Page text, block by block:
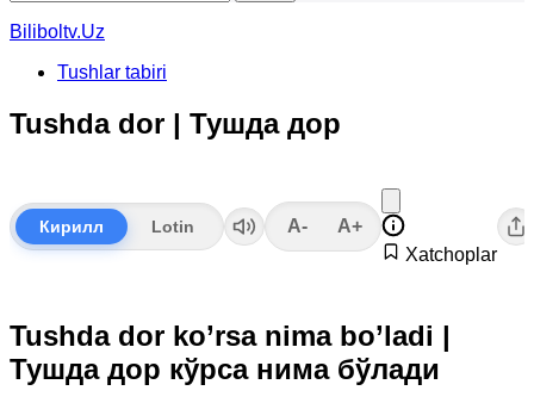
Biliboltv.Uz
Tushlar tabiri
Tushda dor | Тушда дор
Кирилл Lotin A-
A+
Xatchoplar
Tushda dor ko’rsa nima bo’ladi |
Тушда дор кўрса нима бўлади